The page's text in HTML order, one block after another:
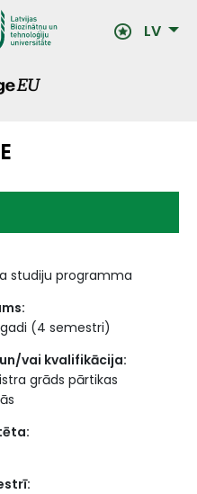
LV
studiju programma
(4 semestri)
vai kvalifikācija:
grāds pārtikas